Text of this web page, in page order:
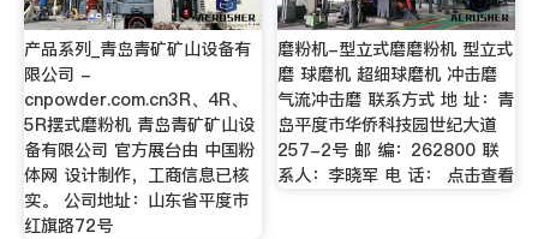
产品系列_青岛青矿矿山设备有
限公司 -
cnpowder.com.cn3R、4R、
5R摆式磨粉机 青岛青矿矿山设
备有限公司 官方展台由 中国粉
体网 设计制作，工商信息已核
实。 公司地址：山东省平度市
红旗路72号
磨粉机-型立式磨磨粉机 型立式
磨 球磨机 超细球磨机 冲击磨
气流冲击磨 联系方式 地 址：青
岛平度市华侨科技园世纪大道
257-2号 邮 编：262800 联
系人：李晓军 电 话： 点击查看